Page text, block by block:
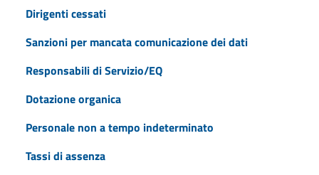
Dirigenti cessati
Sanzioni per mancata comunicazione dei dati
Responsabili di Servizio/EQ
Dotazione organica
Personale non a tempo indeterminato
Tassi di assenza